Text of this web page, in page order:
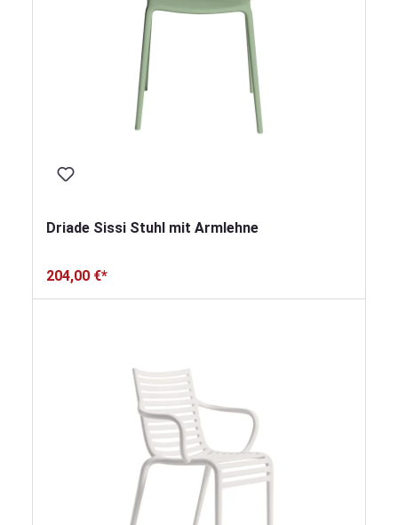
Driade Sissi Stuhl mit Armlehne
204,00 €*